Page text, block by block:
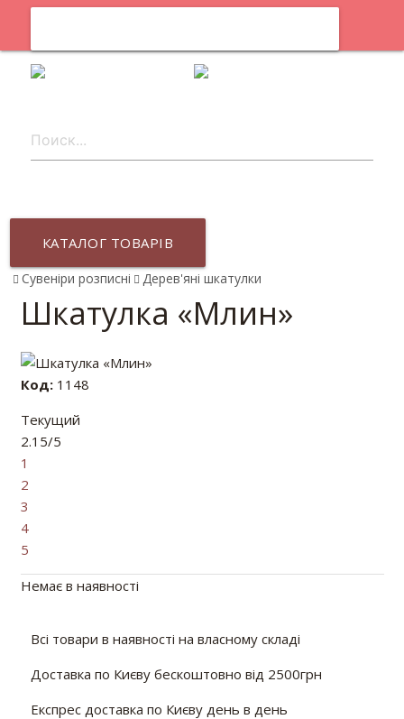
КАТАЛОГ ТОВАРІВ
Сувеніри розписні Дерев'яні шкатулки
Шкатулка «Млин»
Код:1148
Текущий
2.15/5
1
2
3
4
5
Немає в наявності
Всі товари в наявності на власному складі
Доставка по Києву бескоштовно від 2500грн
Експрес доставка по Києву день в день